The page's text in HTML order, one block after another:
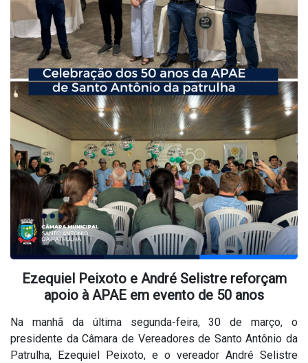
Ezequiel Peixoto e André Selistre reforçam
apoio à APAE em evento de 50 anos
Na manhã da última segunda-feira, 30 de março, o
presidente da Câmara de Vereadores de Santo Antônio da
Patrulha, Ezequiel Peixoto, e o vereador André Selistre